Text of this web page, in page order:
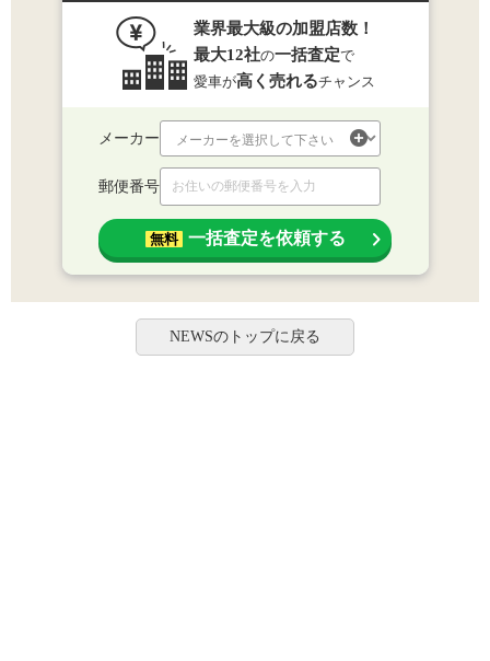
業界最大級の加盟店数！
最大12社の一括査定で
愛車が高く売れるチャンス
メーカー
郵便番号
無料 一括査定を依頼する
NEWSのトップに戻る